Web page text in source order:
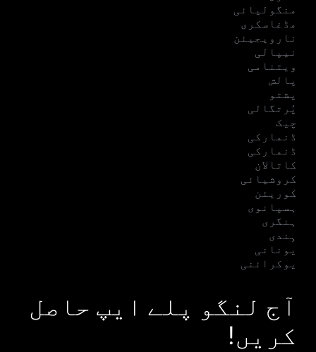
منگولیائی
مڈغاسکری
نارویجیئن
نیپالی
ویتنامی
پالش
پشتو
پُرتگالی
چیک
ڈنمارکی
ڈنمارکی
کاتالان
کروشیائی
کوریئن
ہسپانوی
ہنگری
ہِندی
یونانی
یوکرائنی
آج لنگو پلے ایپ حاصل
کریں!